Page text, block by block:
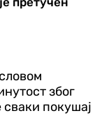
због
покушај